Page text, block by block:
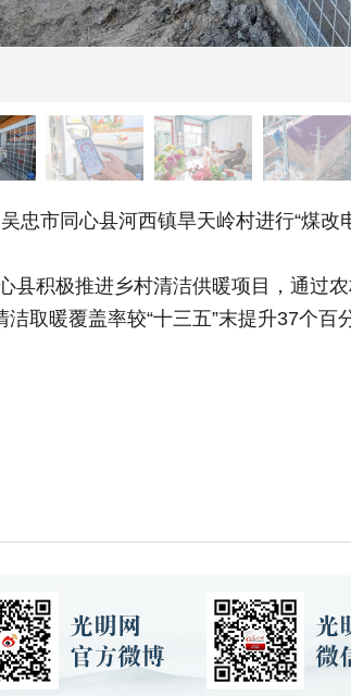
市同心县河西镇旱天岭村进行“煤改
积极推进乡村清洁供暖项目，通过农
取暖覆盖率较“十三五”末提升37个